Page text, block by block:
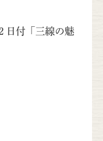
日付「三線の魅